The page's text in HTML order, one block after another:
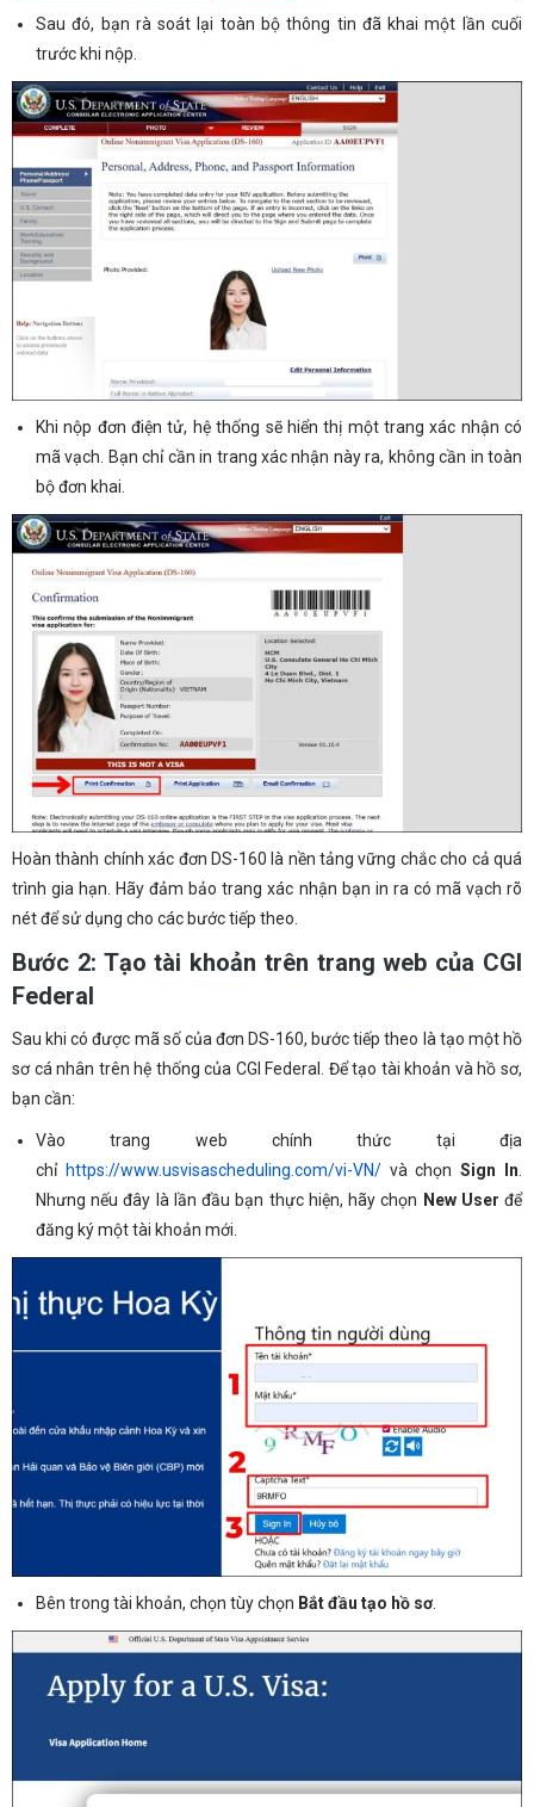
Sau đó, bạn rà soát lại toàn bộ thông tin đã khai một lần cuối
trước khi nộp.
Khi nộp đơn điện tử, hệ thống sẽ hiển thị một trang xác nhận có
mã vạch. Bạn chỉ cần in trang xác nhận này ra, không cần in toàn
bộ đơn khai.
Hoàn thành chính xác đơn DS-160 là nền tảng vững chắc cho cả quá
trình gia hạn. Hãy đảm bảo trang xác nhận bạn in ra có mã vạch rõ
nét để sử dụng cho các bước tiếp theo.
Bước 2: Tạo tài khoản trên trang web của CGI
Federal
Sau khi có được mã số của đơn DS-160, bước tiếp theo là tạo một hồ
sơ cá nhân trên hệ thống của CGI Federal. Để tạo tài khoản và hồ sơ,
bạn cần:
Vào trang web chính thức tại địa
chỉ https://www.usvisascheduling.com/vi-VN/và chọnSign In
Nhưng nếu đây là lần đầu bạn thực hiện, hãy chọn New User để
đăng ký một tài khoản mới.
Bên trong tài khoản, chọn tùy chọn Bắt đầu tạo hồ sơ.